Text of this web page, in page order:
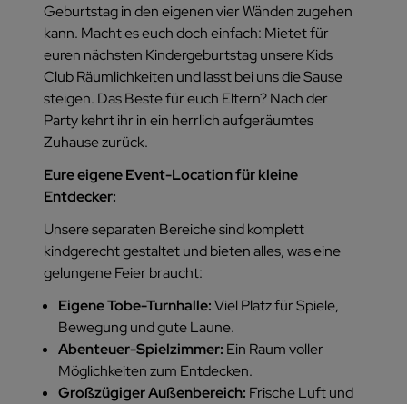
Geburtstag in den eigenen vier Wänden zugehen
kann. Macht es euch doch einfach: Mietet für
euren nächsten Kindergeburtstag unsere Kids
Club Räumlichkeiten und lasst bei uns die Sause
steigen. Das Beste für euch Eltern? Nach der
Party kehrt ihr in ein herrlich aufgeräumtes
Zuhause zurück.
Eure eigene Event-Location für kleine
Entdecker:
Unsere separaten Bereiche sind komplett
kindgerecht gestaltet und bieten alles, was eine
gelungene Feier braucht:
Eigene Tobe-Turnhalle:Viel Platz für Spiele,
Bewegung und gute Laune.
Abenteuer-Spielzimmer: Ein Raum voller
Möglichkeiten zum Entdecken.
Großzügiger Außenbereich: Frische Luft und